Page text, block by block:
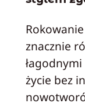
znacznie
życie bez